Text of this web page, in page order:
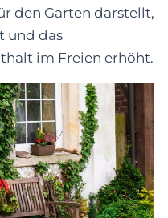
den Garten darstellt,
und das
im Freien erhöht.